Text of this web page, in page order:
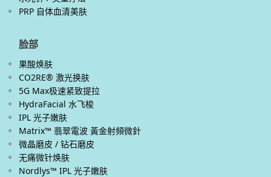
PRP 自体血清美肤
脸部
果酸焕肤
CO2RE® 激光换肤
5G Max极速紧致提拉
HydraFacial 水飞梭
IPL 光子嫩肤
Matrix™ 翡翠電波 黃金射頻微針
微晶磨皮 / 钻石磨皮
无痛微针焕肤
Nordlys™ IPL 光子嫩肤